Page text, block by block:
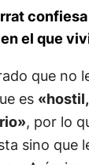
el que
que no
es
, por lo
sino que